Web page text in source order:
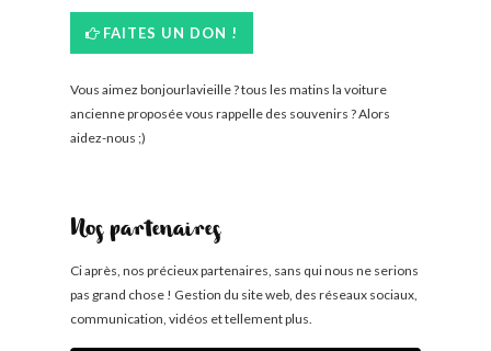
FAITES UN DON !
Vous aimez bonjourlavieille ? tous les matins la voiture
ancienne proposée vous rappelle des souvenirs ? Alors
aidez-nous ;)
Nos partenaires
Ci après, nos précieux partenaires, sans qui nous ne serions
pas grand chose ! Gestion du site web, des réseaux sociaux,
communication, vidéos et tellement plus.